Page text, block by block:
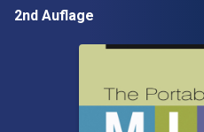
2nd Auflage